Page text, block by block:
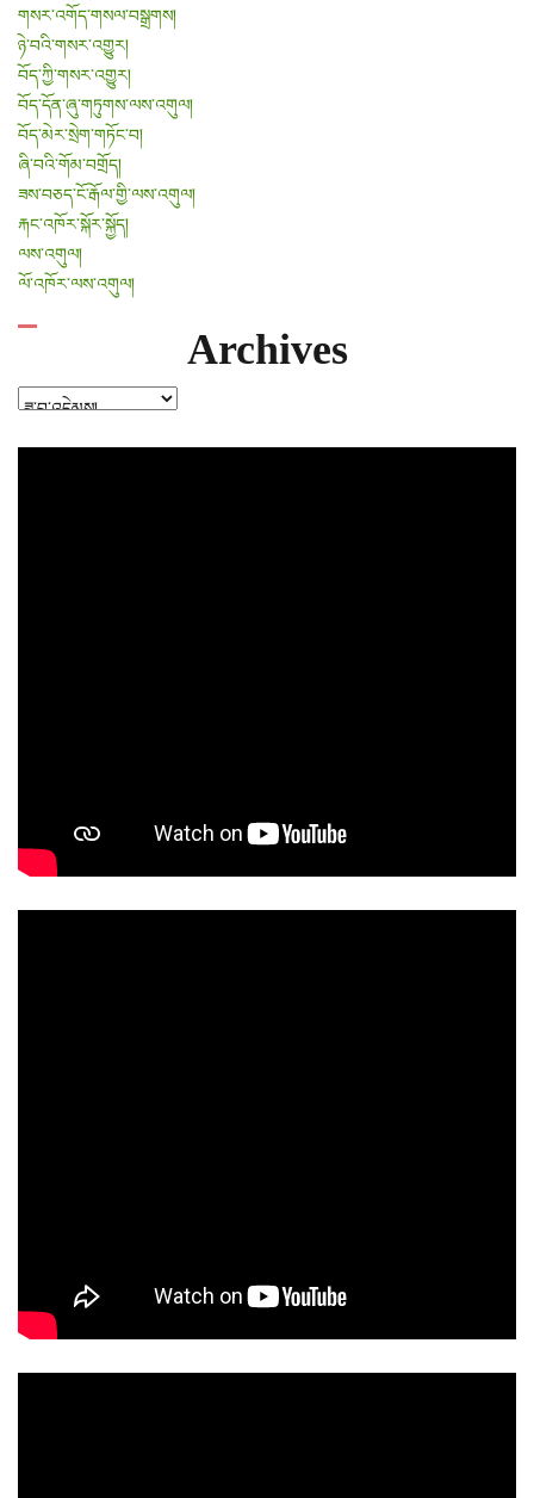
གསར་འགོད་གསལ་བསྒྲགས།
ཉེ་བའི་གསར་འགྱུར།
བོད་ཀྱི་གསར་འགྱུར།
བོད་དོན་ཞུ་གཏུགས་ལས་འགུལ།
བོད་མེར་སྲེག་གཏོང་བ།
ཞི་བའི་གོམ་བགྲོད།
ཟས་བཅད་ངོ་རྒོལ་གྱི་ལས་འགུལ།
རྐང་འཁོར་སྐོར་སྐྱོད།
ལས་འགུལ།
ལོ་འཁོར་ལས་འགུལ།
Archives
Archives